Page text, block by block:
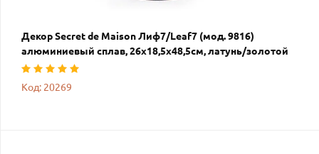
Декор Secret de Maison Лиф7/Leaf7 (мод. 9816)
алюминиевый сплав, 26х18,5х48,5см, латунь/золотой
Код: 20269